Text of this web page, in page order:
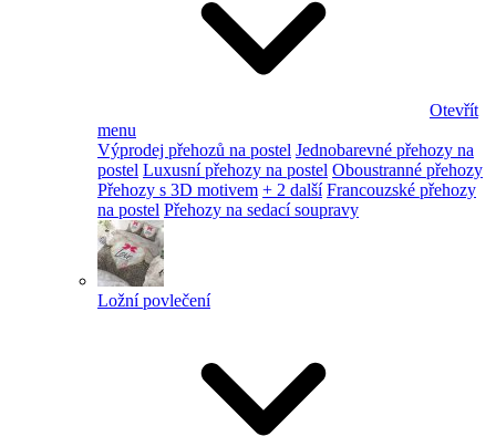
Otevřít
menu
Výprodej přehozů na postel Jednobarevné přehozy na
postel Luxusní přehozy na postel Oboustranné přehozy
Přehozy s 3D motivem + 2 další Francouzské přehozy
na postel Přehozy na sedací soupravy
Ložní povlečení